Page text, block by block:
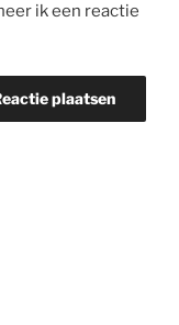
ik een reactie